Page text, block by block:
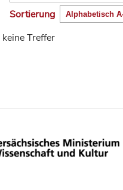
Sortierung
keine Treffer